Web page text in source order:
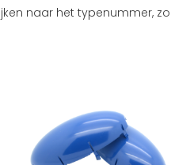
naar het typenummer,